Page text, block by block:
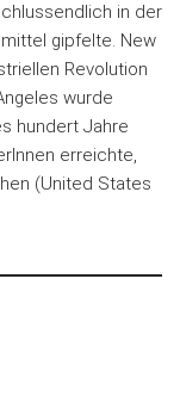
in der
gipfelte. New
Revolution
wurde
hundert Jahre
erreichte,
(United States